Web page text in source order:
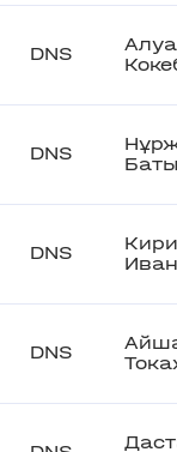
DNS
Алуа
DNS
DNS
DNS